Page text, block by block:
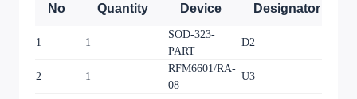
No Quantity Device Designator
1 1
SOD-323-
PART
D2
2 1
RFM6601/RA-
08
U3